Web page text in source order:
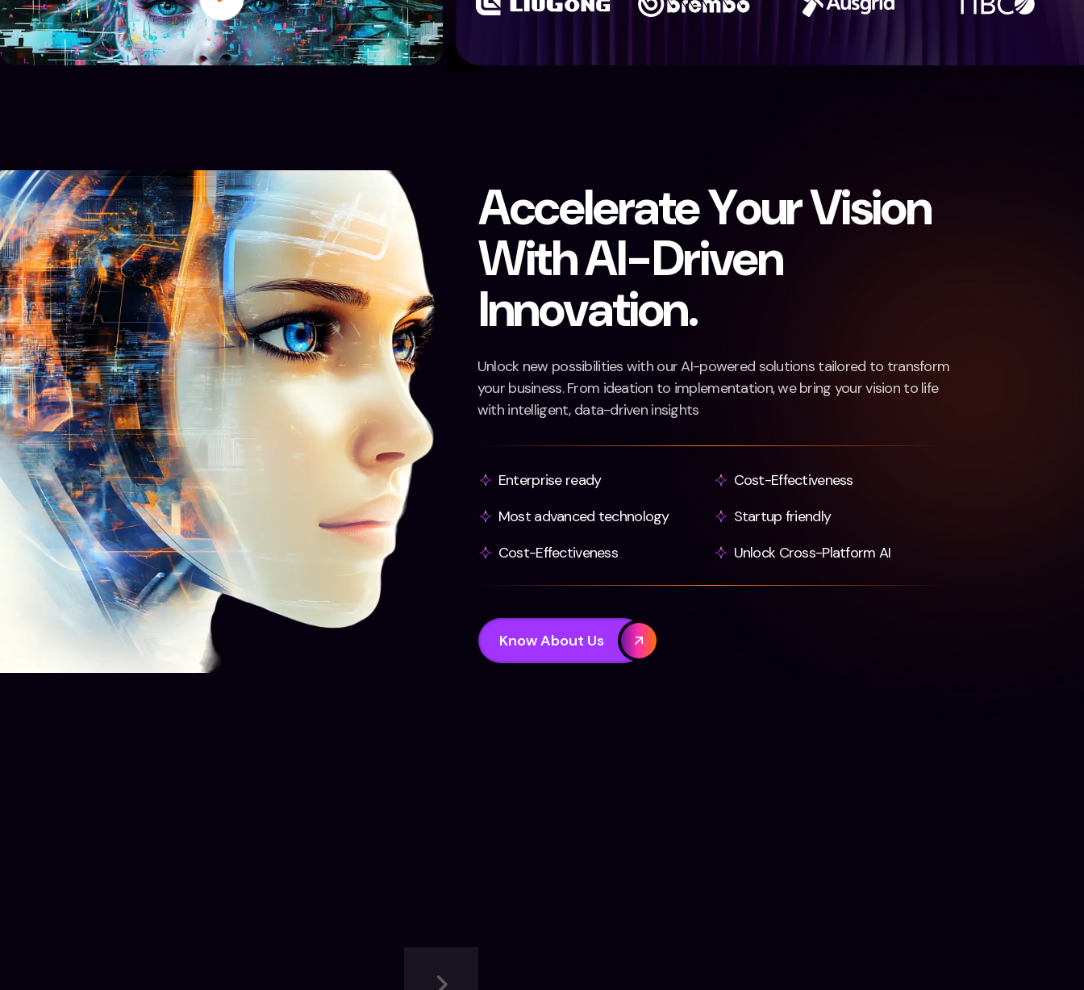
AccelerateYourVision
WithAI-Driven
Innovation.
Unlock new possibilities with our AI-powered solutions tailored to transform
your business. From ideation to implementation, we bring your vision to life
with intelligent, data-driven insights
Enterprise ready
Most advanced technology
Cost-Effectiveness
Cost-Effectiveness
Startup friendly
Unlock Cross-Platform AI
Know About Us